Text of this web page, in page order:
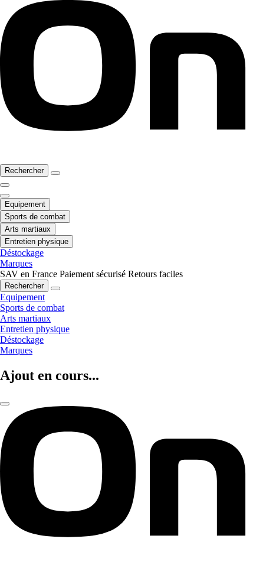
Rechercher
Equipement
Sports de combat
Arts martiaux
Entretien physique
Déstockage
Marques
SAV en France Paiement sécurisé Retours faciles
Rechercher
Equipement
Sports de combat
Arts martiaux
Entretien physique
Déstockage
Marques
Ajout en cours...